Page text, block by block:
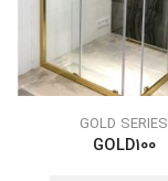
GOLD SERIES
GOLD100